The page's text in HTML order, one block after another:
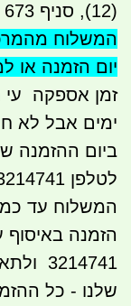
(12), סניף 673 (מרכז נוף ים אור עקיבא)
המשלוח
יום הזמנה או
ימים אבל לא
ביום ההזמנה
המשלוח עד
שלנו - כל